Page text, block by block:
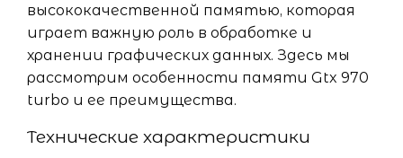
высококачественной памятью, которая
играет важную роль в обработке и
хранении графических данных. Здесь мы
рассмотрим особенности памяти Gtx 970
turbo и ее преимущества.
Технические характеристики